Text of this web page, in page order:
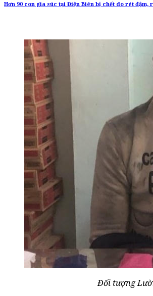
Hơn 90 con gia súc tại Điện Biên bị chết do rét đậm,
Đối tượng